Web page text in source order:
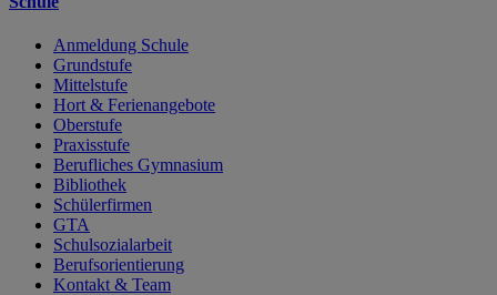
Anmeldung Schule
Grundstufe
Mittelstufe
Hort & Ferienangebote
Oberstufe
Praxisstufe
Berufliches Gymnasium
Bibliothek
Schülerfirmen
GTA
Schulsozialarbeit
Berufsorientierung
Kontakt & Team